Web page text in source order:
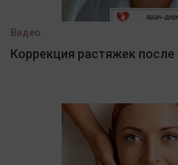
Видео
Коррекция растяжек